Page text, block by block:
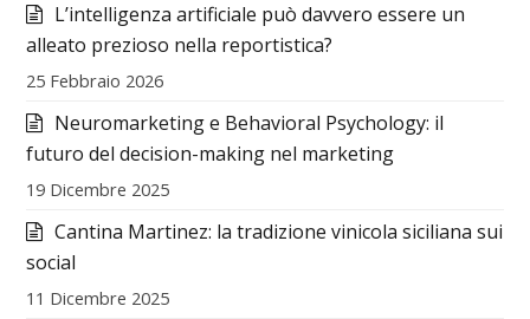
L’intelligenza artificiale può davvero essere un
alleato prezioso nella reportistica?
25 Febbraio 2026
Neuromarketing e Behavioral Psychology: il
futuro del decision-making nel marketing
19 Dicembre 2025
Cantina Martinez: la tradizione vinicola siciliana sui
social
11 Dicembre 2025